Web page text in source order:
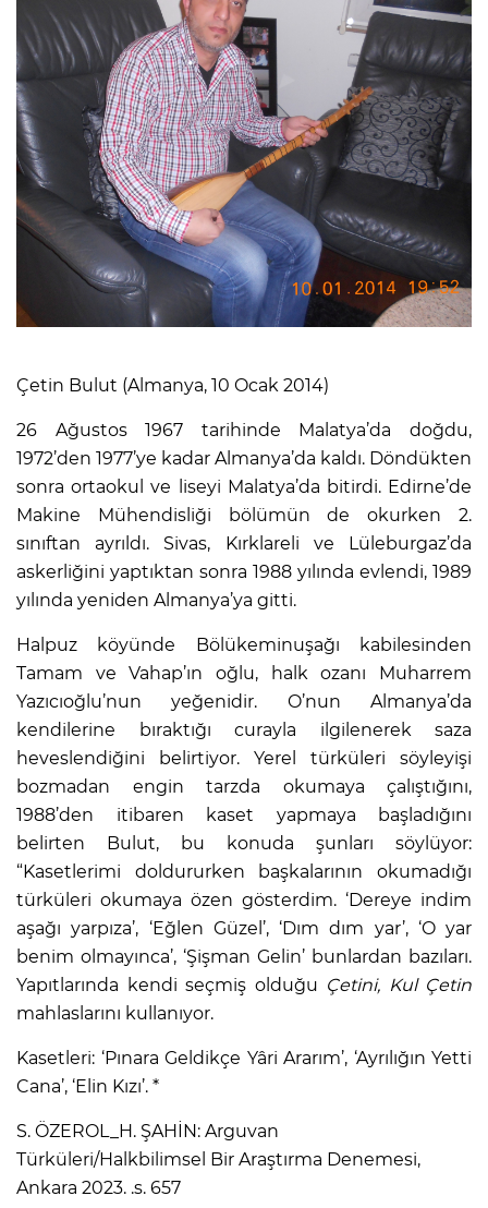
Çetin Bulut (Almanya, 10 Ocak 2014)
26 Ağustos 1967 tarihinde Malatya’da doğdu,
1972’den 1977’ye kadar Almanya’da kaldı. Döndükten
sonra ortaokul ve liseyi Malatya’da bitirdi. Edirne’de
Makine Mühendisliği bölümün de okurken 2.
sınıftan ayrıldı. Sivas, Kırklareli ve Lüleburgaz’da
askerliğini yaptıktan sonra 1988 yılında evlendi, 1989
yılında yeniden Almanya’ya gitti.
Halpuz köyünde Bölükeminuşağı kabilesinden
Tamam ve Vahap’ın oğlu, halk ozanı Muharrem
Yazıcıoğlu’nun yeğenidir. O’nun Almanya’da
kendilerine bıraktığı curayla ilgilenerek saza
heveslendiğini belirtiyor. Yerel türküleri söyleyişi
bozmadan engin tarzda okumaya çalıştığını,
1988’den itibaren kaset yapmaya başladığını
belirten Bulut, bu konuda şunları söylüyor:
“Kasetlerimi doldururken başkalarının okumadığı
türküleri okumaya özen gösterdim. ‘Dereye indim
aşağı yarpıza’, ‘Eğlen Güzel’, ‘Dım dım yar’, ‘O yar
benim olmayınca’, ‘Şişman Gelin’ bunlardan bazıları.
Yapıtlarında kendi seçmiş olduğu Çetini, Kul Çetin
mahlaslarını kullanıyor.
Kasetleri: ‘Pınara Geldikçe Yâri Ararım’, ‘Ayrılığın Yetti
Cana’, ‘Elin Kızı’. *
S. ÖZEROL_H. ŞAHİN: Arguvan
Türküleri/Halkbilimsel Bir Araştırma Denemesi,
Ankara 2023. .s. 657